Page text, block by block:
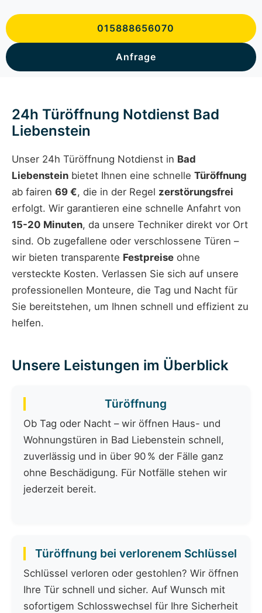
015888656070
Anfrage
24h Türöffnung Notdienst Bad
Liebenstein
Unser 24h Türöffnung Notdienst in Bad
Liebenstein bietet Ihnen eine schnelle Türöffnung
ab fairen 69 €, die in der Regel zerstörungsfrei
erfolgt. Wir garantieren eine schnelle Anfahrt von
15-20 Minuten, da unsere Techniker direkt vor Ort
sind. Ob zugefallene oder verschlossene Türen –
wir bieten transparente Festpreise ohne
versteckte Kosten. Verlassen Sie sich auf unsere
professionellen Monteure, die Tag und Nacht für
Sie bereitstehen, um Ihnen schnell und effizient zu
helfen.
Unsere Leistungen im Überblick
Türöffnung
Ob Tag oder Nacht – wir öffnen Haus- und
Wohnungstüren in Bad Liebenstein schnell,
zuverlässig und in über 90 % der Fälle ganz
ohne Beschädigung. Für Notfälle stehen wir
jederzeit bereit.
Türöffnung bei verlorenem Schlüssel
Schlüssel verloren oder gestohlen? Wir öffnen
Ihre Tür schnell und sicher. Auf Wunsch mit
sofortigem Schlosswechsel für Ihre Sicherheit